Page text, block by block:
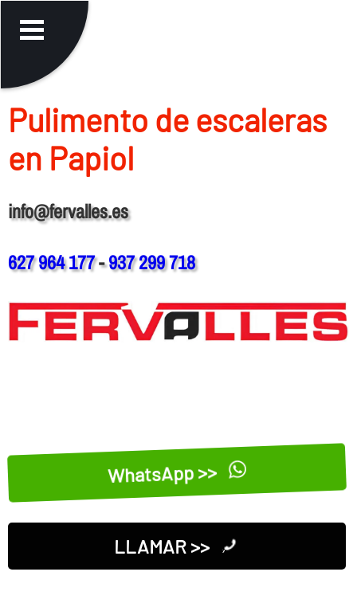
Pulimento de escaleras
en Papiol
info@fervalles.es
627 964 177-937 299 718
WhatsApp >>
LLAMAR >>